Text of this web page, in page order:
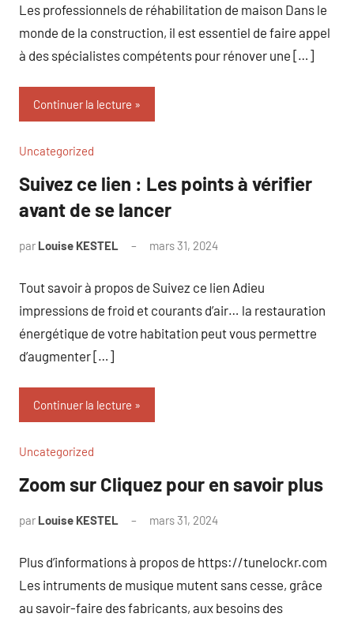
Les professionnels de réhabilitation de maison Dans le
monde de la construction, il est essentiel de faire appel
à des spécialistes compétents pour rénover une […]
Continuer la lecture
Uncategorized
Suivez ce lien : Les points à vérifier
avant de se lancer
par Louise KESTEL mars 31, 2024
Tout savoir à propos de Suivez ce lien Adieu
impressions de froid et courants d’air… la restauration
énergétique de votre habitation peut vous permettre
d’augmenter […]
Continuer la lecture
Uncategorized
Zoom sur Cliquez pour en savoir plus
par Louise KESTEL mars 31, 2024
Plus d’informations à propos de https://tunelockr.com
Les intruments de musique mutent sans cesse, grâce
au savoir-faire des fabricants, aux besoins des